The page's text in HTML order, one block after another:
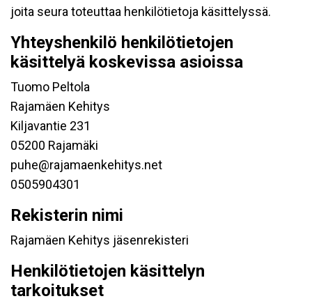
joita seura toteuttaa henkilötietoja käsittelyssä.
Yhteyshenkilö henkilötietojen
käsittelyä koskevissa asioissa
Tuomo Peltola
Rajamäen Kehitys
Kiljavantie 231
05200 Rajamäki
puhe@rajamaenkehitys.net
0505904301
Rekisterin nimi
Rajamäen Kehitys jäsenrekisteri
Henkilötietojen käsittelyn
tarkoitukset